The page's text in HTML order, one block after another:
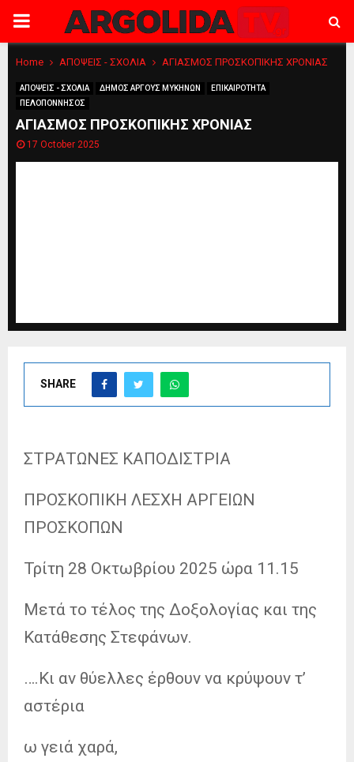
PRIMARY
MENU
Home ΑΠΟΨΕΙΣ - ΣΧΟΛΙΑ ΑΓΙΑΣΜΟΣ ΠΡΟΣΚΟΠΙΚΗΣ ΧΡΟΝΙΑΣ
ΑΠΟΨΕΙΣ - ΣΧΟΛΙΑ ΔΗΜΟΣ ΑΡΓΟΥΣ ΜΥΚΗΝΩΝ
ΕΠΙΚΑΙΡΟΤΗΤΑ
ΠΕΛΟΠΟΝΝΗΣΟΣ
ΑΓΙΑΣΜΟΣ ΠΡΟΣΚΟΠΙΚΗΣ ΧΡΟΝΙΑΣ
17 October 2025
SHARE
ΣΤΡΑΤΩΝΕΣ ΚΑΠΟΔΙΣΤΡΙΑ
ΠΡΟΣΚΟΠΙΚΗ ΛΕΣΧΗ ΑΡΓΕΙΩΝ
ΠΡΟΣΚΟΠΩΝ
Τρίτη 28 Οκτωβρίου 2025 ώρα 11.15
Μετά το τέλος της Δοξολογίας και της
Κατάθεσης Στεφάνων.
….Κι αν θύελλες έρθουν να κρύψουν τ’
αστέρια
ω γειά χαρά,